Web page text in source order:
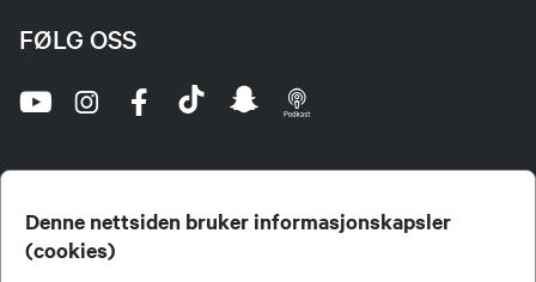
Denne nettsiden bruker informasjonskapsler
(cookies)
FØLG OSS